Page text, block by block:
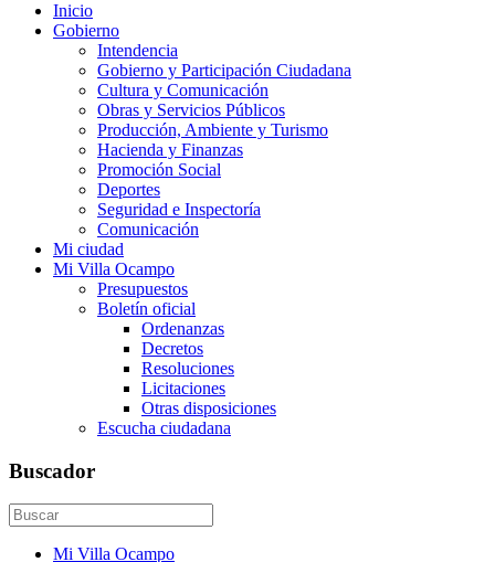
Inicio
Gobierno
Intendencia
Gobierno y Participación Ciudadana
Cultura y Comunicación
Obras y Servicios Públicos
Producción, Ambiente y Turismo
Hacienda y Finanzas
Promoción Social
Deportes
Seguridad e Inspectoría
Comunicación
Mi ciudad
Mi Villa Ocampo
Presupuestos
Boletín oficial
Ordenanzas
Decretos
Resoluciones
Licitaciones
Otras disposiciones
Escucha ciudadana
Buscador
Mi Villa Ocampo